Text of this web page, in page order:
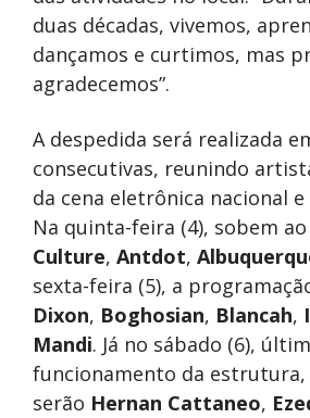
duas décadas, vivemos,
dançamos e curtimos, mas
agradecemos”.
A despedida será realizada
consecutivas, reunindo
da cena eletrônica nacional
Na quinta-feira (4), sobem
Culture, Antdot,
sexta-feira (5), a
Dixon, Boghosian, Blancah,
Mandi. Já no sábado (6),
funcionamento da estrutura,
serão Hernan Cattaneo,